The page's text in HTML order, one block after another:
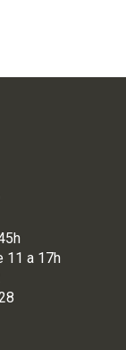
11 a 17h